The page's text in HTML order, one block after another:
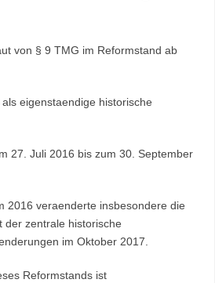
von § 9 TMG im Reformstand ab
eigenstaendige historische
27. Juli 2016 bis zum 30. September
2016 veraenderte insbesondere die
der zentrale historische
im Oktober 2017.
Reformstands ist